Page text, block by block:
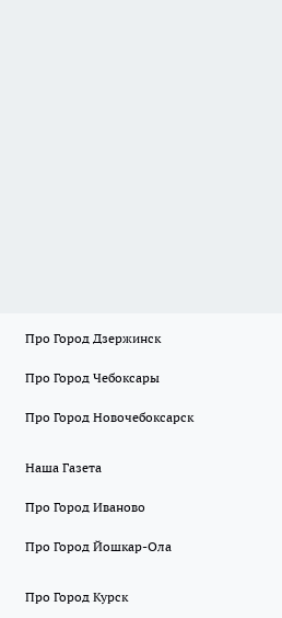
Про Город Дзержинск
Про Город Чебоксары
Про Город Новочебоксарск
Наша Газета
Про Город Иваново
Про Город Йошкар-Ола
Про Город Курск